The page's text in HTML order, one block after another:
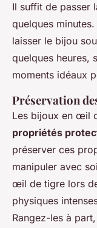
Il suffit de passer
quelques
laisser le bijou
quelques heures,
moments idéaux
Préservation
Les bijoux en œil
propriétés
préserver ces
manipuler avec
œil de tigre lors
physiques
Rangez-les à